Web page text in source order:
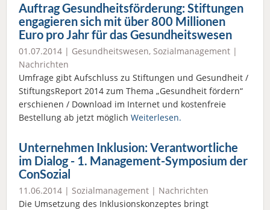
Auftrag Gesundheitsförderung: Stiftungen
engagieren sich mit über 800 Millionen
Euro pro Jahr für das Gesundheitswesen
01.07.2014 | Gesundheitswesen, Sozialmanagement |
Nachrichten
Umfrage gibt Aufschluss zu Stiftungen und Gesundheit /
StiftungsReport 2014 zum Thema „Gesundheit fördern“
erschienen / Download im Internet und kostenfreie
Bestellung ab jetzt möglich Weiterlesen.
Unternehmen Inklusion: Verantwortliche
im Dialog - 1. Management-Symposium der
ConSozial
11.06.2014 | Sozialmanagement | Nachrichten
Die Umsetzung des Inklusionskonzeptes bringt